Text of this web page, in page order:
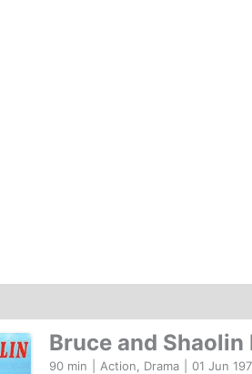
Bruce and Shaolin
90 min Action, Drama 01 Jun